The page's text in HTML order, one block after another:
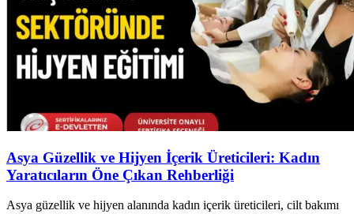
Asya Güzellik ve Hijyen İçerik Üreticileri: Kadın
Yaratıcıların Öne Çıkan Rehberliği
Asya güzellik ve hijyen alanında kadın içerik üreticileri, cilt bakımı